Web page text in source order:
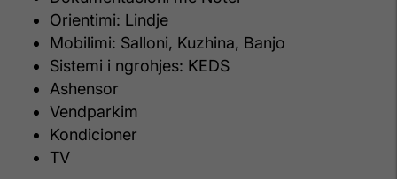
Orientimi: Lindje
Mobilimi: Salloni, Kuzhina, Banjo
Sistemi i ngrohjes: KEDS
Ashensor
Vendparkim
Kondicioner
TV